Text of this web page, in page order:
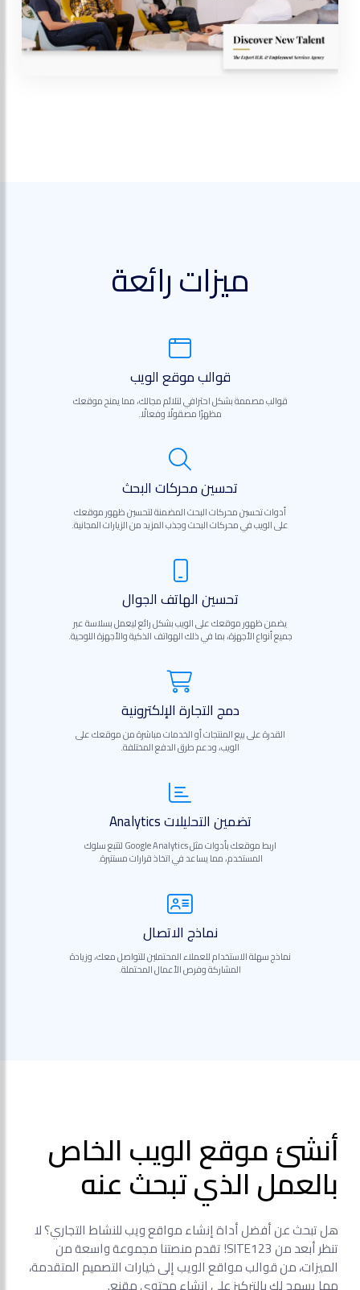
ميزات رائعة
قوالب موقع الويب
قوالب مصممة بشكل احترافي لتلائم مجالك، مما يمنح موقعك
مظهرًا مصقولًا وفعالًا.
تحسين محركات البحث
أدوات تحسين محركات البحث المضمنة لتحسين ظهور موقعك
على الويب في محركات البحث وجذب المزيد من الزيارات المجانية.
تحسين الهاتف الجوال
يضمن ظهور موقعك على الويب بشكل رائع ليعمل بسلاسة عبر
جميع أنواع الأجهزة، بما في ذلك الهواتف الذكية والأجهزة اللوحية.
دمج التجارة الإلكترونية
القدرة على بيع المنتجات أو الخدمات مباشرة من موقعك على
الويب، ودعم طرق الدفع المختلفة.
تضمين التحليلات Analytics
اربط موقعك بأدوات مثل Google Analytics لتتبع سلوك
المستخدم، مما يساعد في اتخاذ قرارات مستنيرة.
نماذج الاتصال
نماذج سهلة الاستخدام للعملاء المحتملين للتواصل معك، وزيادة
المشاركة وفرص الأعمال المحتملة.
أنشئ موقع الويب الخاص
بالعمل الذي تبحث عنه
هل تبحث عن أفضل أداة إنشاء مواقع ويب للنشاط التجاري؟ لا
تنظر أبعد من SITE123! تقدم منصتنا مجموعة واسعة من
الميزات، من قوالب مواقع الويب إلى خيارات التصميم المتقدمة،